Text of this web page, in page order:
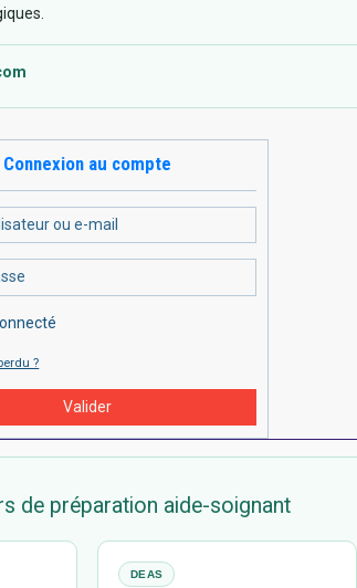
Connexion au compte
?
Valider
de préparation aide-soignant
DEAS